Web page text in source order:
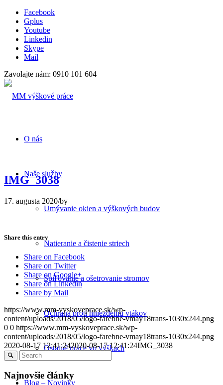
Facebook
Gplus
Youtube
Linkedin
Skype
Mail
Zavolajte nám: 0910 101 604
O nás
Naše služby
Umývanie okien a výškových budov
Natieranie a čistenie striech
Spiľovanie a ošetrovanie stromov
Ochrana proti hniezdeniu vtákov
Ostatné práce vo výškach
Blog – Novinky
IMG_3038
17. augusta 2020/by
Share this entry
Share on Facebook
Share on Twitter
Share on Google+
Share on Linkedin
Share by Mail
https://www.mm-vyskoveprace.sk/wp-
content/uploads/2018/05/logo-farebne-vmay18trans-1030x244.png
0 0 https://www.mm-vyskoveprace.sk/wp-
content/uploads/2018/05/logo-farebne-vmay18trans-1030x244.png
2020-08-17 12:41:242020-08-17 12:41:24IMG_3038
Najnovšie články